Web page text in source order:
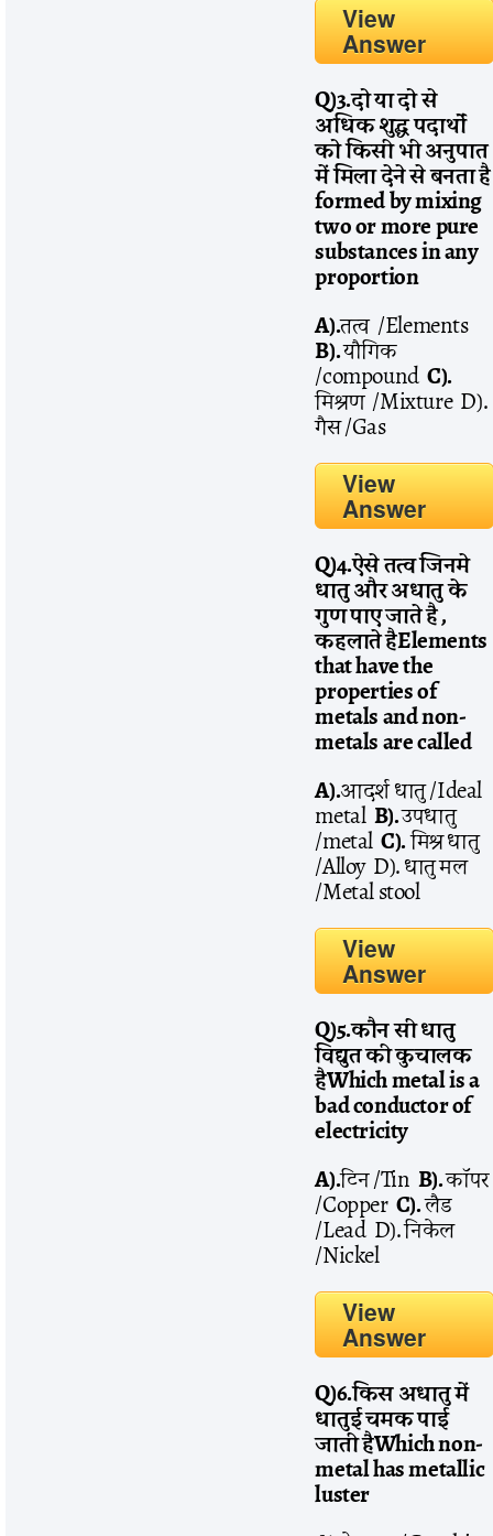
View
Answer
Q)3.दोयादोसे
अधिकशुद्धपदार्थों
कोकिसीभीअनुपात
मेंमिलादेनेसेबनताहै
formed by mixing
two or more pure
substances in any
proportion
A).तत्व /Elements
B).यौगिक
/compoundC).
मिश्रण /Mixture D).
गैस /Gas
View
Answer
Q)4.ऐसेतत्वजिनमे
धातुऔरअधातुके
गुणपाएजातेहै,
कहलातेहैElements
that have the
properties of
metals and non-
metals are called
A).आदर्श धातु /Ideal
metal B).उपधातु
/metalC).मिश्र धातु
/Alloy D). धातु मल
/Metal stool
View
Answer
Q)5.कौनसीधातु
विद्युतकीकुचालक
हैWhich metal is a
bad conductor of
electricity
A).टिन /Tin B).कॉपर
/Copper C).लैड
/Lead D). निकेल
/Nickel
View
Answer
Q)6.किसअधातुमें
धातुईचमकपाई
जातीहैWhich non-
metal has metallic
luster